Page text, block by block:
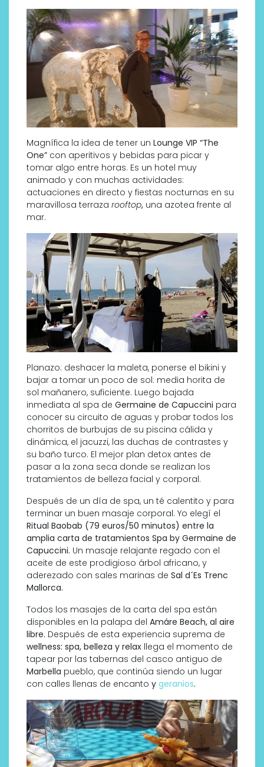
Magnífica la idea de tener un Lounge VIP “The
One” con aperitivos y bebidas para picar y
tomar algo entre horas. Es un hotel muy
animado y con muchas actividades:
actuaciones en directo y fiestas nocturnas en su
maravillosa terraza rooftop, una azotea frente al
mar.
Planazo: deshacer la maleta, ponerse el bikini y
bajar a tomar un poco de sol: media horita de
sol mañanero, suficiente. Luego bajada
inmediata al spa de Germaine de Capuccini para
conocer su circuito de aguas y probar todos los
chorritos de burbujas de su piscina cálida y
dinámica, el jacuzzi, las duchas de contrastes y
su baño turco. El mejor plan detox antes de
pasar a la zona seca donde se realizan los
tratamientos de belleza facial y corporal.
Después de un día de spa, un té calentito y para
terminar un buen masaje corporal. Yo elegí el
Ritual Baobab (79 euros/50 minutos) entre la
amplia carta de tratamientos Spa by Germaine de
Capuccini. Un masaje relajante regado con el
aceite de este prodigioso árbol africano, y
aderezado con sales marinas de Sal d´Es Trenc
Mallorca.
Todos los masajes de la carta del spa están
disponibles en la palapa del Amáre Beach, al aire
libre. Después de esta experiencia suprema de
wellness: spa, belleza y relax llega el momento de
tapear por las tabernas del casco antiguo de
Marbella pueblo, que continúa siendo un lugar
con calles llenas de encanto y geranios.